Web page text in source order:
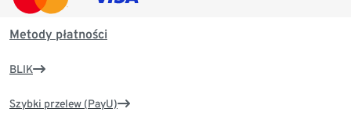
Metody płatności
BLIK
Szybki przelew (PayU)